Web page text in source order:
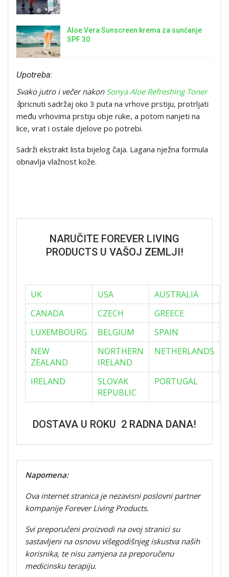
Aloe Vera Sunscreen krema za sunčanje
SPF 30
Upotreba:
Svako jutro i večer nakon Sonya Aloe Refreshing Toner
špricnuti sadržaj oko 3 puta na vrhove prstiju, protrljati
među vrhovima prstiju obje ruke, a potom nanjeti na
lice, vrat i ostale djelove po potrebi.
Sadrži ekstrakt lista bijelog čaja. Lagana nježna formula
obnavlja vlažnost kože.
NARUČITE FOREVER LIVING
PRODUCTS U VAŠOJ ZEMLJI!
UK USA
AUSTRALIA
CANADA
CZECH
GREECE
LUXEMBOURG
BELGIUM
SPAIN
NEW
ZEALAND
NORTHERN
IRELAND
NETHERLANDS
IRELAND
SLOVAK
REPUBLIC
PORTUGAL
DOSTAVA U ROKU 2 RADNA DANA!
Napomena:
Ova internet stranica je nezavisni poslovni partner
kompanije Forever Living Products.
Svi preporučeni proizvodi na ovoj stranici su
sastavljeni na osnovu višegodišnjeg iskustva naših
korisnika, te nisu zamjena za preporučenu
medicinsku terapiju.